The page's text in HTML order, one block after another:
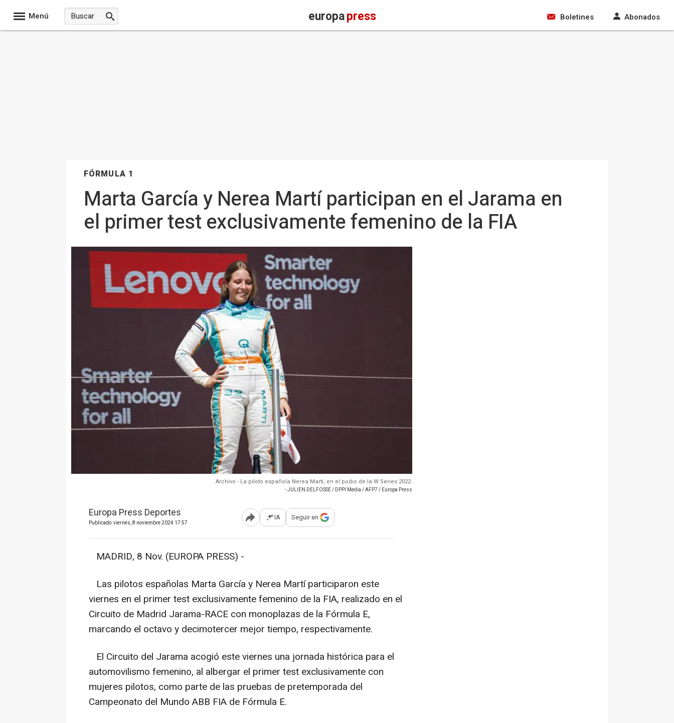
Menú europapress Boletines Abonados
FÓRMULA 1
Marta García y Nerea Martí participan en el Jarama en
el primer test exclusivamente femenino de la FIA
Archivo - La piloto española Nerea Martí, en el podio de la W Series 2022.
- JULIEN DELFOSSE / DPPI Media / AFP7 / Europa Press
Europa Press Deportes
Publicado: viernes, 8 noviembre 2024 17:57 Abrir opciones para compartir
IA Seguir en
MADRID, 8 Nov. (EUROPA PRESS) -
Las pilotos españolas Marta García y Nerea Martí participaron este
viernes en el primer test exclusivamente femenino de la FIA, realizado en el
Circuito de Madrid Jarama-RACE con monoplazas de la Fórmula E,
marcando el octavo y decimotercer mejor tiempo, respectivamente.
El Circuito del Jarama acogió este viernes una jornada histórica para el
automovilismo femenino, al albergar el primer test exclusivamente con
mujeres pilotos, como parte de las pruebas de pretemporada del
Campeonato del Mundo ABB FIA de Fórmula E.